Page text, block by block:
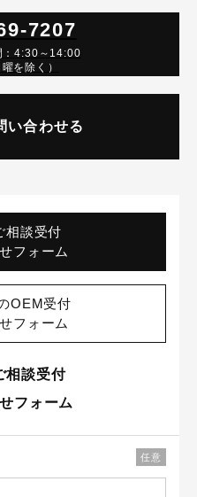
7207
：4:30～14:00
曜を除く）
い合わせる
相談受付
フォーム
OEM受付
フォーム
相談受付
フォーム
任意